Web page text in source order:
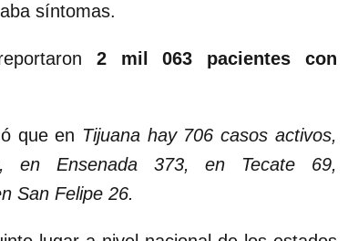
síntomas.
2 mil 063 pacientes con
que en Tijuana hay 706 casos activos,
en Ensenada 373, en Tecate 69,
San Felipe 26.